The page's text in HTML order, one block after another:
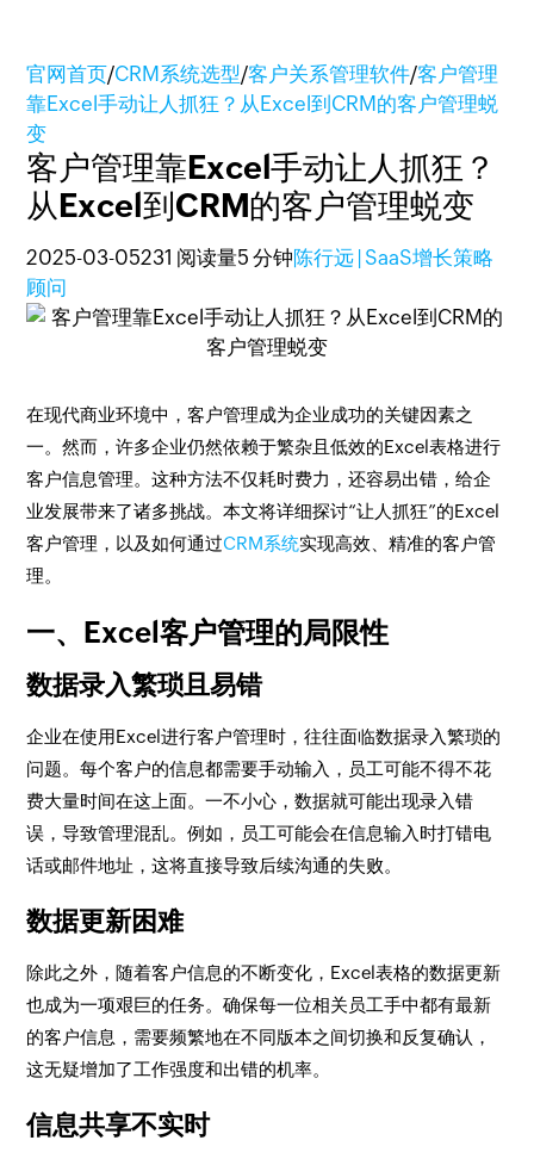
官网首页/CRM系统选型/客户关系管理软件/客户管理
靠Excel手动让人抓狂？从Excel到CRM的客户管理蜕
变
客户管理靠Excel手动让人抓狂？
从Excel到CRM的客户管理蜕变
2025-03-05231 阅读量5 分钟陈行远 | SaaS增长策略
顾问
在现代商业环境中，客户管理成为企业成功的关键因素之
一。然而，许多企业仍然依赖于繁杂且低效的Excel表格进行
客户信息管理。这种方法不仅耗时费力，还容易出错，给企
业发展带来了诸多挑战。本文将详细探讨“让人抓狂”的Excel
客户管理，以及如何通过CRM系统实现高效、精准的客户管
理。
一、Excel客户管理的局限性
数据录入繁琐且易错
企业在使用Excel进行客户管理时，往往面临数据录入繁琐的
问题。每个客户的信息都需要手动输入，员工可能不得不花
费大量时间在这上面。一不小心，数据就可能出现录入错
误，导致管理混乱。例如，员工可能会在信息输入时打错电
话或邮件地址，这将直接导致后续沟通的失败。
数据更新困难
除此之外，随着客户信息的不断变化，Excel表格的数据更新
也成为一项艰巨的任务。确保每一位相关员工手中都有最新
的客户信息，需要频繁地在不同版本之间切换和反复确认，
这无疑增加了工作强度和出错的机率。
信息共享不实时